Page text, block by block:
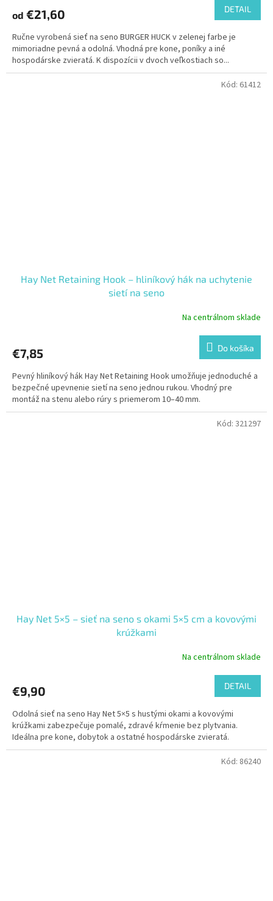
od €21,60 DETAIL
Ručne vyrobená sieť na seno BURGER HUCK v zelenej farbe je
mimoriadne pevná a odolná. Vhodná pre kone, poníky a iné
hospodárske zvieratá. K dispozícii v dvoch veľkostiach so...
Hay Net Retaining Hook – hliníkový hák na uchytenie
sietí na seno
Na centrálnom sklade
€7,85 Do košíka
Pevný hliníkový hák Hay Net Retaining Hook umožňuje jednoduché a
bezpečné upevnenie sietí na seno jednou rukou. Vhodný pre
montáž na stenu alebo rúry s priemerom 10–40 mm.
Kód: 61412
Hay Net 5×5 – sieť na seno s okami 5×5 cm a kovovými
krúžkami
Na centrálnom sklade
€9,90 DETAIL
Odolná sieť na seno Hay Net 5×5 s hustými okami a kovovými
krúžkami zabezpečuje pomalé, zdravé kŕmenie bez plytvania.
Ideálna pre kone, dobytok a ostatné hospodárske zvieratá.
Kód: 321297
Kód: 86240